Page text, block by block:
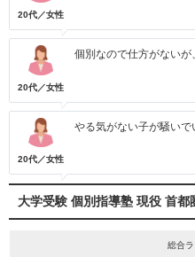
20代／女性
20代／女性
個別なので仕方がないが
20代／女性
やる気がない子が騒いで
大学受験 個別指導塾 現役 首都
総合